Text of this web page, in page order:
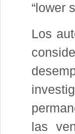
“lower
Los
las